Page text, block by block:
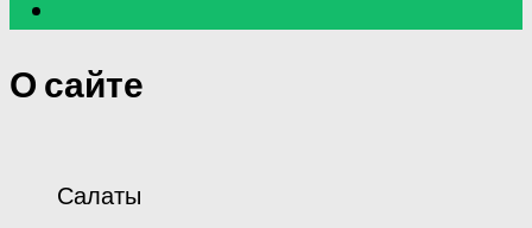
О сайте
Салаты